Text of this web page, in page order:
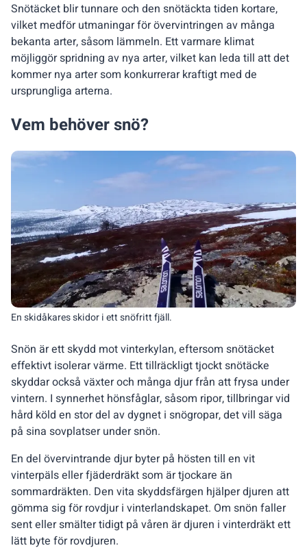
Snötäcket blir tunnare och den snötäckta tiden kortare,
vilket medför utmaningar för övervintringen av många
bekanta arter, såsom lämmeln. Ett varmare klimat
möjliggör spridning av nya arter, vilket kan leda till att det
kommer nya arter som konkurrerar kraftigt med de
ursprungliga arterna.
Vem behöver snö?
Snön är ett skydd mot vinterkylan, eftersom snötäcket
effektivt isolerar värme. Ett tillräckligt tjockt snötäcke
skyddar också växter och många djur från att frysa under
vintern. I synnerhet hönsfåglar, såsom ripor, tillbringar vid
hård köld en stor del av dygnet i snögropar, det vill säga
på sina sovplatser under snön.
En del övervintrande djur byter på hösten till en vit
vinterpäls eller fjäderdräkt som är tjockare än
sommardräkten. Den vita skyddsfärgen hjälper djuren att
gömma sig för rovdjur i vinterlandskapet. Om snön faller
sent eller smälter tidigt på våren är djuren i vinterdräkt ett
lätt byte för rovdjuren.
En skidåkares skidor i ett snöfritt fjäll.